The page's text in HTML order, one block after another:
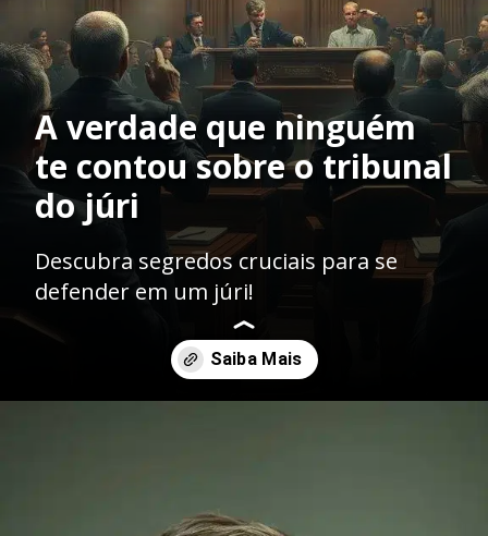
A verdade que ninguém
te contou sobre o tribunal
do júri
Descubra segredos cruciais para se
defender em um júri!